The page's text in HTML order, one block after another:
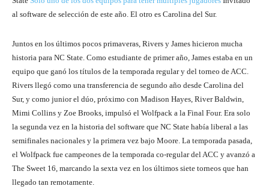
al software de selección de este año. El otro es Carolina del Sur.
Juntos en los últimos pocos primaveras, Rivers y James hicieron mucha
historia para NC State. Como estudiante de primer año, James estaba en un
equipo que ganó los títulos de la temporada regular y del torneo de ACC.
Rivers llegó como una transferencia de segundo año desde Carolina del
Sur, y como junior el dúo, próximo con Madison Hayes, River Baldwin,
Mimi Collins y Zoe Brooks, impulsó el Wolfpack a la Final Four. Era solo
la segunda vez en la historia del software que NC State había liberal a las
semifinales nacionales y la primera vez bajo Moore. La temporada pasada,
el Wolfpack fue campeones de la temporada co-regular del ACC y avanzó a
The Sweet 16, marcando la sexta vez en los últimos siete torneos que han
llegado tan remotamente.